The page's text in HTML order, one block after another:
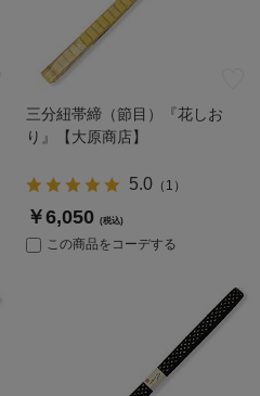
三分紐帯締（節目）『花しお
り』【大原商店】
5.0（ 1 ）
￥6,050 (税込)
この商品をコーデする